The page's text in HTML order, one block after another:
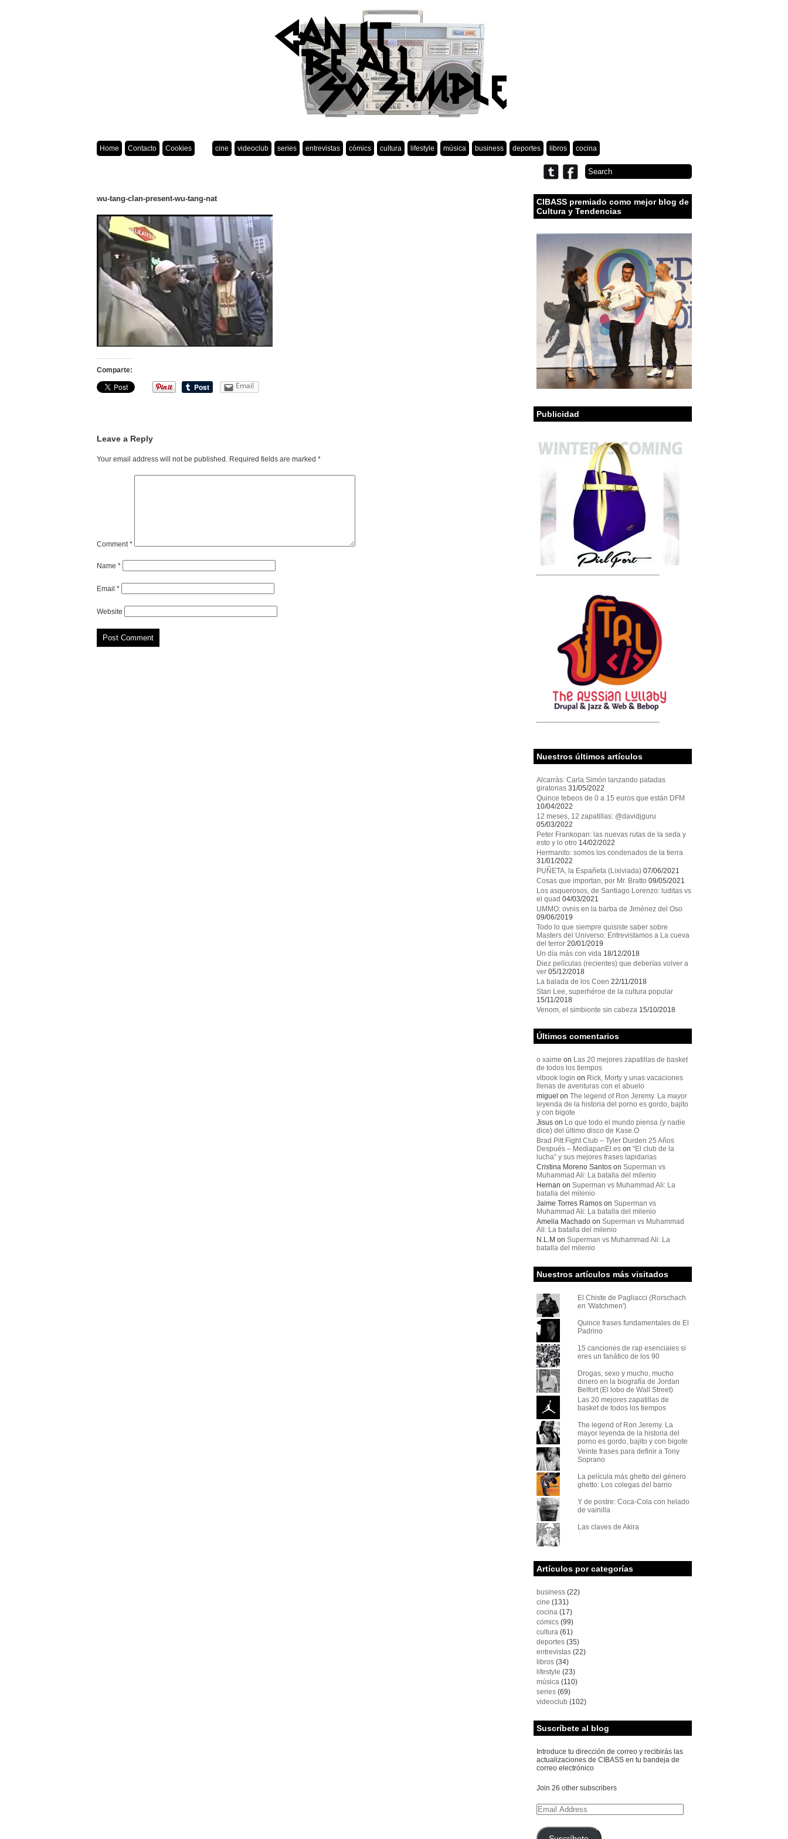
Home Contacto Cookies cine videoclub series entrevistas cómics cultura lifestyle música business deportes libros cocina
wu-tang-clan-present-wu-tang-nat
Comparte:
Email
Leave a Reply
Your email address will not be published. Required fields are marked *
Comment*
Name *
Email *
Website
CIBASS premiado como mejor blog de
Cultura y Tendencias
Publicidad
Nuestros últimos artículos
Alcarràs: Carla Simón lanzando patadas
giratorias 31/05/2022
Quince tebeos de 0 a 15 euros que están DFM
10/04/2022
12 meses, 12 zapatillas: @davidjguru
05/03/2022
Peter Frankopan: las nuevas rutas de la seda y
esto y lo otro 14/02/2022
Hermanito: somos los condenados de la tierra
31/01/2022
PUÑETA, la Españeta (Lixiviada) 07/06/2021
Cosas que importan, por Mr. Bratto 09/05/2021
Los asquerosos, de Santiago Lorenzo: luditas vs
el quad 04/03/2021
UMMO: ovnis en la barba de Jiménez del Oso
09/06/2019
Todo lo que siempre quisiste saber sobre
Masters del Universo: Entrevistamos a La cueva
del terror 20/01/2019
Un día más con vida 18/12/2018
Diez películas (recientes) que deberías volver a
ver 05/12/2018
La balada de los Coen 22/11/2018
Stan Lee, superhéroe de la cultura popular
15/11/2018
Venom, el simbionte sin cabeza 15/10/2018
Últimos comentarios
o xaime on Las 20 mejores zapatillas de basket
de todos los tiempos
vlbook login on Rick, Morty y unas vacaciones
llenas de aventuras con el abuelo
miguel on The legend of Ron Jeremy. La mayor
leyenda de la historia del porno es gordo, bajito
y con bigote
Jisuson Lo que todo el mundo piensa (y nadie
dice) del último disco de Kase.O
Brad Pitt Fight Club – Tyler Durden 25 Años
Después – MediapanEl.eson “El club de la
lucha” y sus mejores frases lapidarias
Cristina Moreno Santoson Superman vs
Muhammad Ali: La batalla del milenio
Hernan on Superman vs Muhammad Ali: La
batalla del milenio
Jaime Torres Ramoson Superman vs
Muhammad Ali: La batalla del milenio
Amelia Machadoon Superman vs Muhammad
Ali: La batalla del milenio
N.L.M on Superman vs Muhammad Ali: La
batalla del milenio
Nuestros artículos más visitados
El Chiste de Pagliacci (Rorschach
en 'Watchmen')
Quince frases fundamentales de El
Padrino
15 canciones de rap esenciales si
eres un fanático de los 90
Drogas, sexo y mucho, mucho
dinero en la biografía de Jordan
Belfort (El lobo de Wall Street)
Las 20 mejores zapatillas de
basket de todos los tiempos
The legend of Ron Jeremy. La
mayor leyenda de la historia del
porno es gordo, bajito y con bigote
Veinte frases para definir a Tony
Soprano
La película más ghetto del género
ghetto: Los colegas del barrio
Y de postre: Coca-Cola con helado
de vainilla
Las claves de Akira
Artículos por categorías
business(22)
cine (131)
cocina(17)
cómics(99)
cultura(61)
deportes(35)
entrevistas(22)
libros(34)
lifestyle (23)
música(110)
series(69)
videoclub (102)
Suscríbete al blog
Introduce tu dirección de correo y recibirás las
actualizaciones de CIBASS en tu bandeja de
correo electrónico
Join 26 other subscribers
Email
Address